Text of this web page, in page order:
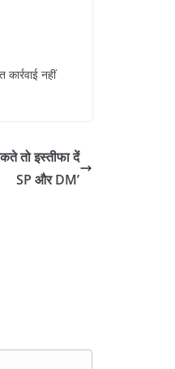
नहीं
तो इस्तीफा दें
SP और DM’